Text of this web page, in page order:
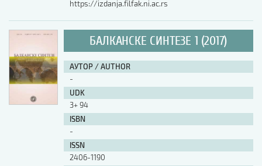
https://izdanja.filfak.ni.ac.rs
БАЛКАНСКЕ СИНТЕЗЕ 1 (2017)
АУТОР / AUTHOR
-
UDK
3+ 94
ISBN
-
ISSN
2406-1190